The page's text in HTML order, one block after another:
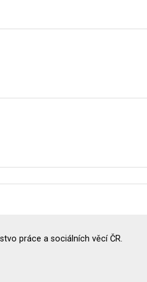
práce a sociálních věcí ČR.